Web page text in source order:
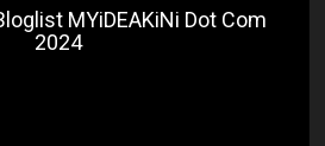
MYiDEAKiNi Dot Com
2024